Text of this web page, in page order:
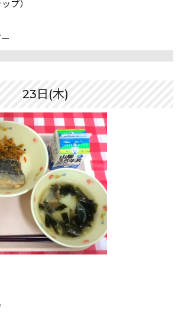
プ）
23日(木)